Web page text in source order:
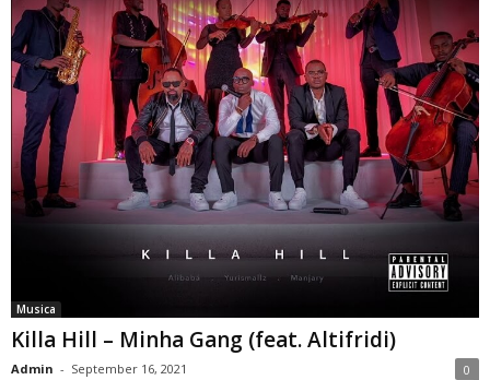
Musica
Killa Hill – Minha Gang (feat. Altifridi)
Admin - September 16, 2021 0